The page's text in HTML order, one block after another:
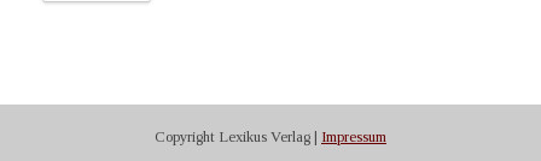
Copyright Lexikus Verlag | Impressum